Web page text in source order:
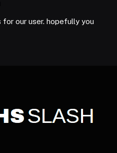
our user. hopefully you